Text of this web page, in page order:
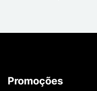
Promoções